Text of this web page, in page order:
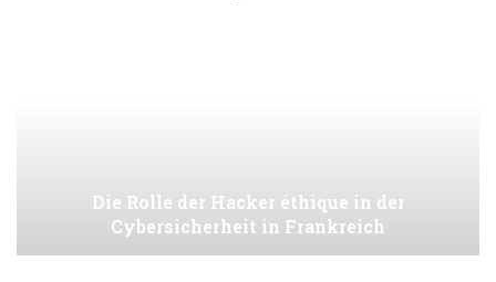
Die Rolle der Hacker éthique in der
Cybersicherheit in Frankreich